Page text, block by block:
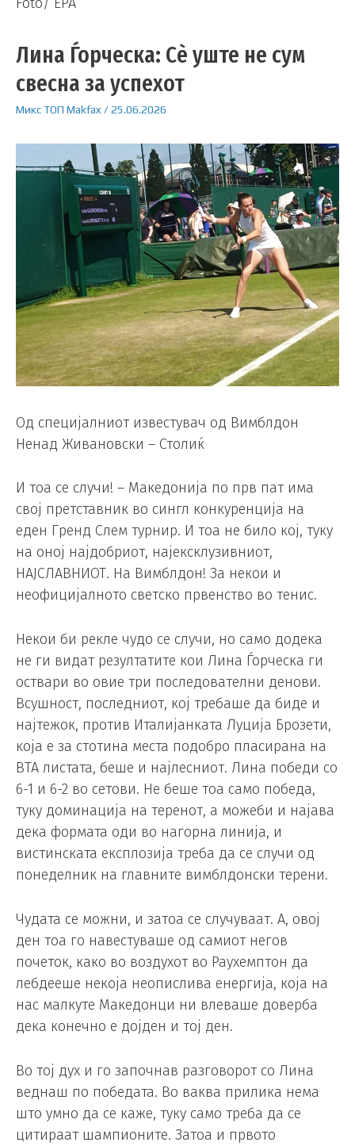
Лина Ѓорческа: Сè уште не сум
свесна за успехот
МиксТОП Makfax /25.06.2026
Од специјалниот известувач од Вимблдон
Ненад Живановски – Столиќ
И тоа се случи! – Македонија по прв пат има
свој претставник во сингл конкуренција на
еден Гренд Слем турнир. И тоа не било кој, туку
на оној најдобриот, најексклузивниот,
НАЈСЛАВНИОТ. На Вимблдон! За некои и
неофицијалното светско првенство во тенис.
Некои би рекле чудо се случи, но само додека
не ги видат резултатите кои Лина Ѓорческа ги
оствари во овие три последователни денови.
Всушност, последниот, кој требаше да биде и
најтежок, против Италијанката Луција Брозети,
која е за стотина места подобро пласирана на
ВТА листата, беше и најлесниот. Лина победи со
6-1 и 6-2 во сетови. Не беше тоа само победа,
туку доминација на теренот, а можеби и најава
дека формата оди во нагорна линија, и
вистинската експлозија треба да се случи од
понеделник на главните вимблдонски терени.
Чудата се можни, и затоа се случуваат. А, овој
ден тоа го навестуваше од самиот негов
почеток, како во воздухот во Раухемптон да
лебдееше некоја неопислива енергија, која на
нас малкуте Македонци ни влеваше доверба
дека конечно е дојден и тој ден.
Во тој дух и го започнав разговорот со Лина
веднаш по победата. Во ваква прилика нема
што умно да се каже, туку само треба да се
цитираат шампионите. Затоа и првото